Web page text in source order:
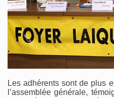
Les adhérents sont de plus
l’assemblée générale,